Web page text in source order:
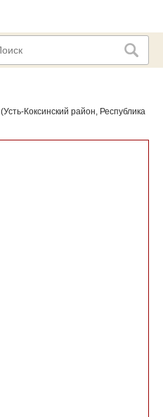
(Усть-Коксинский район, Республика